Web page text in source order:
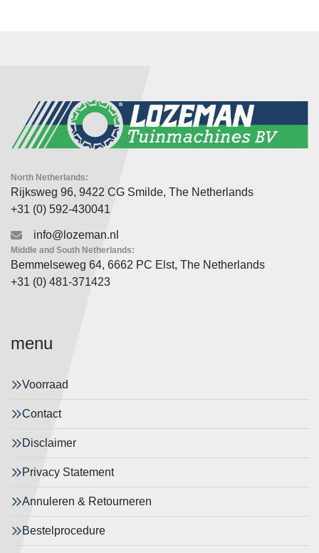
North Netherlands:
Rijksweg 96, 9422 CG Smilde, The Netherlands
+31 (0) 592-430041
Middle and South Netherlands:
Bemmelseweg 64, 6662 PC Elst, The Netherlands
+31 (0) 481-371423
info@lozeman.nl
menu
Voorraad
Contact
Disclaimer
Privacy Statement
Annuleren & Retourneren
Bestelprocedure